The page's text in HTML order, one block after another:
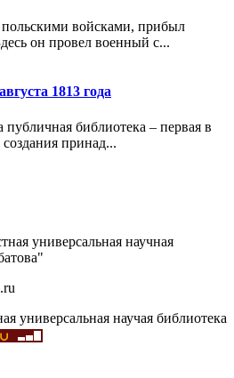
польскими войсками, прибыл
он провел военный с...
1813 года
библиотека – первая в
принад...
универсальная научная
универсальная научая библиотека